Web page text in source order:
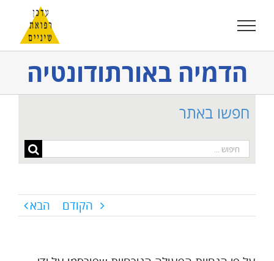
לתוכן
הדמיה באורתודונטיה
הקודם הבא
חפשו באתר
חיפוש...